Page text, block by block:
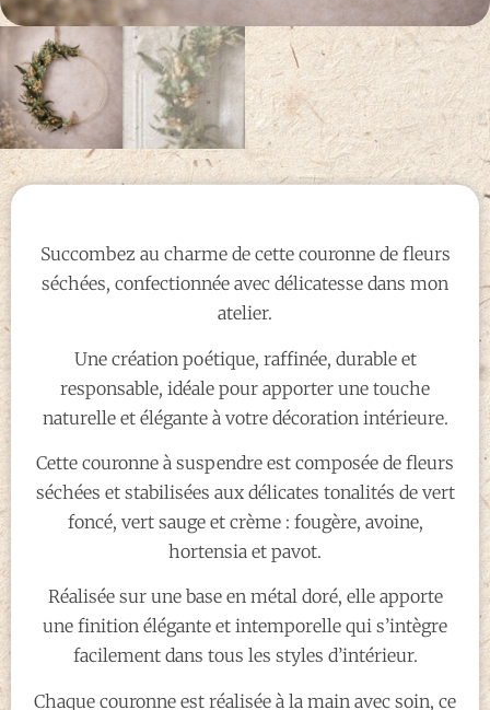
Succombez au charme de cette couronne de fleurs
séchées, confectionnée avec délicatesse dans mon
atelier.
Une création poétique, raffinée, durable et
responsable, idéale pour apporter une touche
naturelle et élégante à votre décoration intérieure.
Cette couronne à suspendre est composée de fleurs
séchées et stabilisées aux délicates tonalités de vert
foncé, vert sauge et crème : fougère, avoine,
hortensia et pavot.
Réalisée sur une base en métal doré, elle apporte
une finition élégante et intemporelle qui s’intègre
facilement dans tous les styles d’intérieur.
Chaque couronne est réalisée à la main avec soin, ce